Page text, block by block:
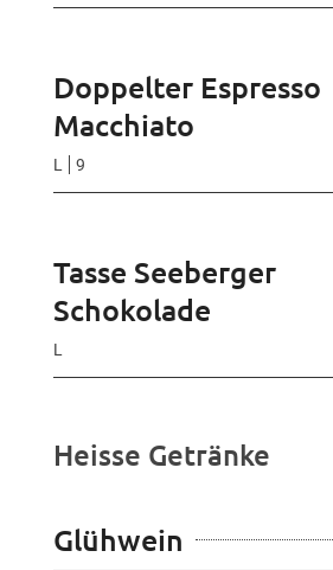
Doppelter Espresso
Macchiato
L 9
Tasse Seeberger
Schokolade
L
Heisse Getränke
Glühwein